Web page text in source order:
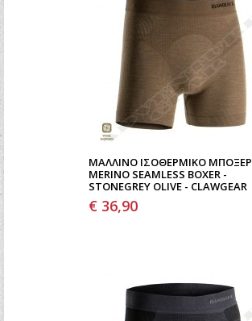
ΜΆΛΛΙΝΟ ΙΣΟΘΕΡΜΙΚΌ ΜΠΌΞΕΡ
MERINO SEAMLESS BOXER -
STONEGREY OLIVE - CLAWGEAR
€ 36,90